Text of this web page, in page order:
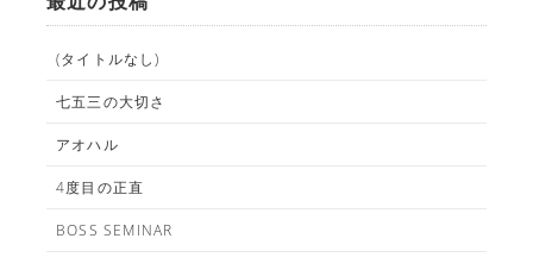
(タイトルなし)
七五三の大切さ
アオハル
4度目の正直
BOSS SEMINAR